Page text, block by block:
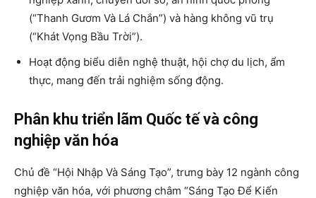
(“Thanh Gươm Và Lá Chắn”) và hàng không vũ trụ
(“Khát Vọng Bầu Trời”).
Hoạt động biểu diễn nghệ thuật, hội chợ du lịch, ẩm
thực, mang đến trải nghiệm sống động.
Phân khu triển lãm Quốc tế và công
nghiệp văn hóa
Chủ đề “Hội Nhập Và Sáng Tạo”, trưng bày 12 ngành công
nghiệp văn hóa, với phương châm “Sáng Tạo Để Kiến